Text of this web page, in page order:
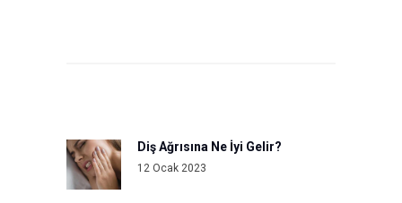
Previous
post:
Diş Ağrısına Ne İyi Gelir?
12 Ocak 2023